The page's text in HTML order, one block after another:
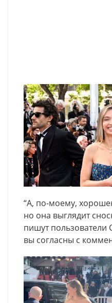
“А, по-моему,
но она выглядит
пишут пользователи
вы согласны с